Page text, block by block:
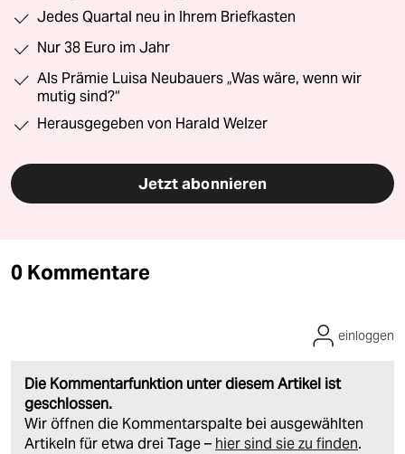
Jedes Quartal neu in Ihrem Briefkasten
Nur 38 Euro im Jahr
Als Prämie Luisa Neubauers „Was wäre, wenn wir
mutig sind?“
Herausgegeben von Harald Welzer
Jetzt abonnieren
0 Kommentare
Die Kommentarfunktion unter diesem Artikel ist
geschlossen.
Wir öffnen die Kommentarspalte bei ausgewählten
Artikeln für etwa drei Tage – hier sind sie zu finden.
einloggen